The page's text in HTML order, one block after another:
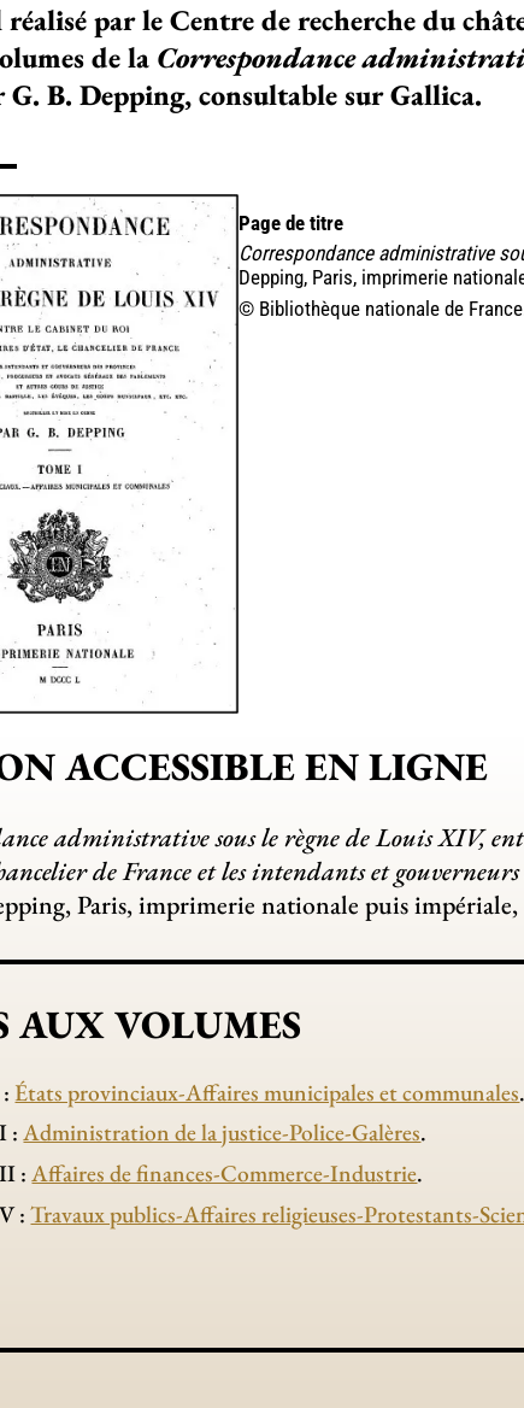
par le Centre de recher­­­che du
de la Correspondance
G. B. Depping, consultable sur Gallica.
Page de titre
Correspondance administrative
Depping, Paris, imprimerie
© Bibliothèque nationale de
ACCESSIBLE EN LIGNE
administrative sous le règne de Louis XIV,
de France et les intendants et
Paris, imprimerie nationale puis
AUX VOLUMES
:États provinciaux-Affaires municipales et communales.
:Administration de la justice-Police-Galères.
:Affaires de finances-Commerce-Industrie.
:Travaux publics-Affaires religieuses-Protestants-